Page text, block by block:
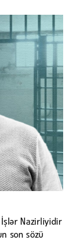
İşlər Nazirliyidir
son sözü